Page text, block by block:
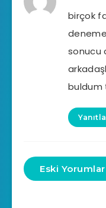
birçok
sonucu
buldum
Yanıtla
Eski Yorumlar